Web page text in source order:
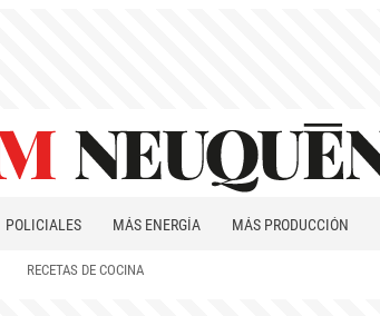
POLICIALES MÁS ENERGÍA MÁS PRODUCCIÓN
RECETAS DE COCINA